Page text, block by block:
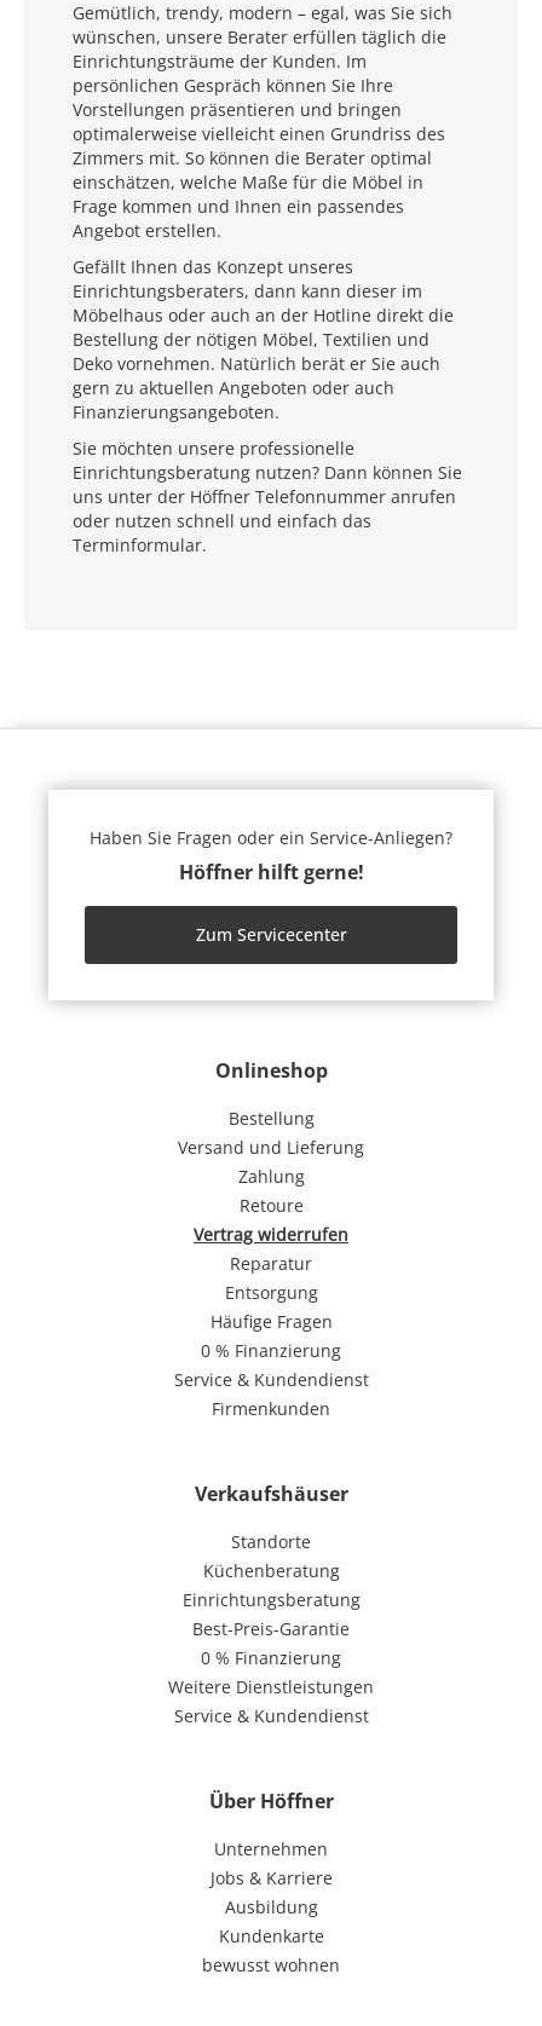
Gemütlich, trendy, modern – egal, was Sie sich
wünschen, unsere Berater erfüllen täglich die
Einrichtungsträume der Kunden. Im
persönlichen Gespräch können Sie Ihre
Vorstellungen präsentieren und bringen
optimalerweise vielleicht einen Grundriss des
Zimmers mit. So können die Berater optimal
einschätzen, welche Maße für die Möbel in
Frage kommen und Ihnen ein passendes
Angebot erstellen.
Gefällt Ihnen das Konzept unseres
Einrichtungsberaters, dann kann dieser im
Möbelhaus oder auch an der Hotline direkt die
Bestellung der nötigen Möbel, Textilien und
Deko vornehmen. Natürlich berät er Sie auch
gern zu aktuellen Angeboten oder auch
Finanzierungsangeboten.
Sie möchten unsere professionelle
Einrichtungsberatung nutzen? Dann können Sie
uns unter der Höffner Telefonnummer anrufen
oder nutzen schnell und einfach das
Terminformular.
Onlineshop
Bestellung
Versand und Lieferung
Zahlung
Retoure
Vertrag widerrufen
Reparatur
Entsorgung
Häufige Fragen
0 % Finanzierung
Service & Kundendienst
Firmenkunden
Verkaufshäuser
Standorte
Küchenberatung
Einrichtungsberatung
Best-Preis-Garantie
0 % Finanzierung
Weitere Dienstleistungen
Service & Kundendienst
Über Höffner
Unternehmen
Jobs & Karriere
Ausbildung
Kundenkarte
bewusst wohnen
Haben Sie Fragen oder ein Service-Anliegen?
Höffner hilft gerne!
Zum Servicecenter